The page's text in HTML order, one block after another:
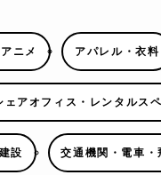
ニメ アパレル・衣料
ェアオフィス・レンタルス
設 交通機関・電車・